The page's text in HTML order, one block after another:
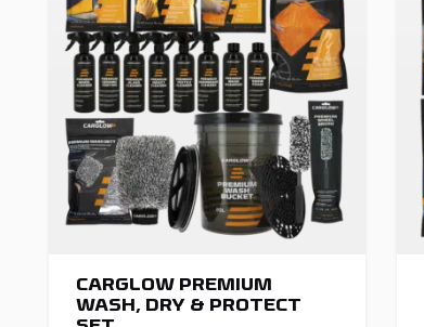
CARGLOW PREMIUM
WASH, DRY & PROTECT